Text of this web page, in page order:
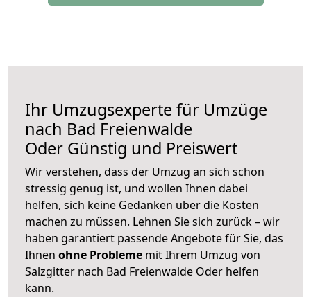
Ihr Umzugsexperte für Umzüge
nach Bad Freienwalde
Oder Günstig und Preiswert
Wir verstehen, dass der Umzug an sich schon
stressig genug ist, und wollen Ihnen dabei
helfen, sich keine Gedanken über die Kosten
machen zu müssen. Lehnen Sie sich zurück – wir
haben garantiert passende Angebote für Sie, das
Ihnen ohne Probleme mit Ihrem Umzug von
Salzgitter nach Bad Freienwalde Oder helfen
kann.